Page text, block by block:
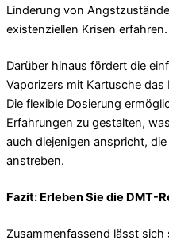
Linderung von
existenziellen Krisen erfahren.
Darüber hinaus fördert die
Vaporizers mit Kartusche
Die flexible Dosierung
Erfahrungen zu gestalten,
auch diejenigen anspricht,
anstreben.
Fazit: Erleben Sie die DMT-
Zusammenfassend lässt sich